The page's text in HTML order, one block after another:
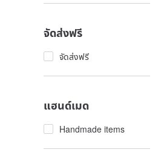
จัดส่งฟรี
จัดส่งฟรี
แฮนด์เมด
Handmade items